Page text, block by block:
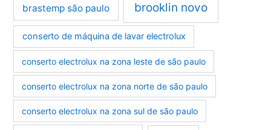
brastemp são paulo brooklin novo
conserto de máquina de lavar electrolux
conserto electrolux na zona leste de são paulo
conserto electrolux na zona norte de são paulo
conserto electrolux na zona sul de são paulo